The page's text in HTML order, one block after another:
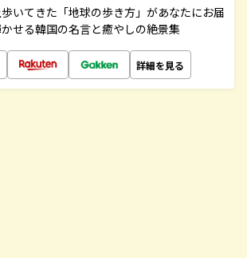
いてきた「地球の歩き方」があなたにお届
せる韓国の名言と癒やしの絶景集
詳細を見る